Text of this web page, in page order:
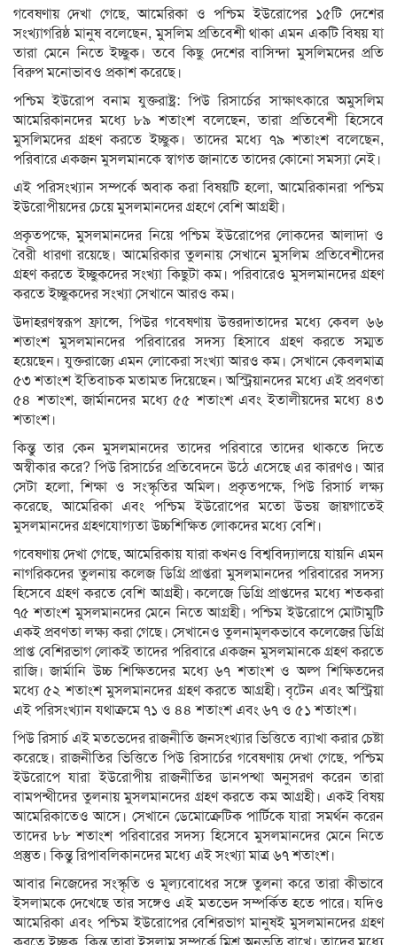
গবেষণায় দেখা গেছে, আমেরিকা ও পশ্চিম ইউরোপের ১৫টি দেশের
সংখ্যাগরিষ্ঠ মানুষ বলেছেন, মুসলিম প্রতিবেশী থাকা এমন একটি বিষয় যা
তারা মেনে নিতে ইচ্ছুক। তবে কিছু দেশের বাসিন্দা মুসলিমদের প্রতি
বিরুপ মনোভাবও প্রকাশ করেছে।
পশ্চিম ইউরোপ বনাম যুক্তরাষ্ট্র: পিউ রিসার্চের সাক্ষাৎকারে অমুসলিম
আমেরিকানদের মধ্যে ৮৯ শতাংশ বলেছেন, তারা প্রতিবেশী হিসেবে
মুসলিমদের গ্রহণ করতে ইচ্ছুক। তাদের মধ্যে ৭৯ শতাংশ বলেছেন,
পরিবারে একজন মুসলমানকে স্বাগত জানাতে তাদের কোনো সমস্যা নেই।
এই পরিসংখ্যান সম্পর্কে অবাক করা বিষয়টি হলো, আমেরিকানরা পশ্চিম
ইউরোপীয়দের চেয়ে মুসলমানদের গ্রহণে বেশি আগ্রহী।
প্রকৃতপক্ষে, মুসলমানদের নিয়ে পশ্চিম ইউরোপের লোকদের আলাদা ও
বৈরী ধারণা রয়েছে। আমেরিকার তুলনায় সেখানে মুসলিম প্রতিবেশীদের
গ্রহণ করতে ইচ্ছুকদের সংখ্যা কিছুটা কম। পরিবারেও মুসলমানদের গ্রহণ
করতে ইচ্ছুকদের সংখ্যা সেখানে আরও কম।
উদাহরণস্বরূপ ফ্রান্সে, পিউর গবেষণায় উত্তরদাতাদের মধ্যে কেবল ৬৬
শতাংশ মুসলমানদের পরিবারের সদস্য হিসাবে গ্রহণ করতে সম্মত
হয়েছেন। যুক্তরাজ্যে এমন লোকেরা সংখ্যা আরও কম। সেখানে কেবলমাত্র
৫৩ শতাংশ ইতিবাচক মতামত দিয়েছেন। অস্ট্রিয়ানদের মধ্যে এই প্রবণতা
৫৪ শতাংশ, জার্মানদের মধ্যে ৫৫ শতাংশ এবং ইতালীয়দের মধ্যে ৪৩
শতাংশ।
কিন্তু তার কেন মুসলমানদের তাদের পরিবারে তাদের থাকতে দিতে
অস্বীকার করে? পিউ রিসার্চের প্রতিবেদনে উঠে এসেছে এর কারণও। আর
সেটা হলো, শিক্ষা ও সংস্কৃতির অমিল। প্রকৃতপক্ষে, পিউ রিসার্চ লক্ষ্য
করেছে, আমেরিকা এবং পশ্চিম ইউরোপের মতো উভয় জায়গাতেই
মুসলমানদের গ্রহণযোগ্যতা উচ্চশিক্ষিত লোকদের মধ্যে বেশি।
গবেষণায় দেখা গেছে, আমেরিকায় যারা কখনও বিশ্ববিদ্যালয়ে যায়নি এমন
নাগরিকদের তুলনায় কলেজ ডিগ্রি প্রাপ্তরা মুসলমানদের পরিবারের সদস্য
হিসেবে গ্রহণ করতে বেশি আগ্রহী। কলেজে ডিগ্রি প্রাপ্তদের মধ্যে শতকরা
৭৫ শতাংশ মুসলমানদের মেনে নিতে আগ্রহী। পশ্চিম ইউরোপে মোটামুটি
একই প্রবণতা লক্ষ্য করা গেছে। সেখানেও তুলনামূলকভাবে কলেজের ডিগ্রি
প্রাপ্ত বেশিরভাগ লোকই তাদের পরিবারে একজন মুসলমানকে গ্রহণ করতে
রাজি। জার্মানি উচ্চ শিক্ষিতদের মধ্যে ৬৭ শতাংশ ও অল্প শিক্ষিতদের
মধ্যে ৫২ শতাংশ মুসলমানদের গ্রহণ করতে আগ্রহী। বৃটেন এবং অস্ট্রিয়া
এই পরিসংখ্যান যথাক্রমে ৭১ ও ৪৪ শতাংশ এবং ৬৭ ও ৫১ শতাংশ।
পিউ রিসার্চ এই মতভেদের রাজনীতি জনসংখ্যার ভিত্তিতে ব্যাখা করার চেষ্টা
করেছে। রাজনীতির ভিত্তিতে পিউ রিসার্চের গবেষণায় দেখা গেছে, পশ্চিম
ইউরোপে যারা ইউরোপীয় রাজনীতির ডানপন্থা অনুসরণ করেন তারা
বামপন্থীদের তুলনায় মুসলমানদের গ্রহণ করতে কম আগ্রহী। একই বিষয়
আমেরিকাতেও আসে। সেখানে ডেমোক্রেটিক পার্টিকে যারা সমর্থন করেন
তাদের ৮৮ শতাংশ পরিবারের সদস্য হিসেবে মুসলমানদের মেনে নিতে
প্রস্তুত। কিন্তু রিপাবলিকানদের মধ্যে এই সংখ্যা মাত্র ৬৭ শতাংশ।
আবার নিজেদের সংস্কৃতি ও মূল্যবোধের সঙ্গে তুলনা করে তারা কীভাবে
ইসলামকে দেখেছে তার সঙ্গেও এই মতভেদ সম্পর্কিত হতে পারে। যদিও
আমেরিকা এবং পশ্চিম ইউরোপের বেশিরভাগ মানুষই মুসলমানদের গ্রহণ